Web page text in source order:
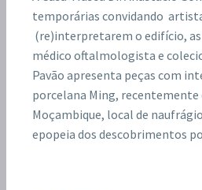
temporárias convidando
(re)interpretarem o edifício,
médico oftalmologista e
Pavão apresenta peças com
porcelana Ming, recentemente
Moçambique, local de
epopeia dos descobrimentos